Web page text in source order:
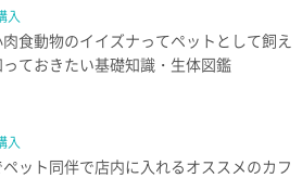
入
食動物のイイズナってペットとして飼え
っておきたい基礎知識・生体図鑑
入
ット同伴で店内に入れるオススメのカフ